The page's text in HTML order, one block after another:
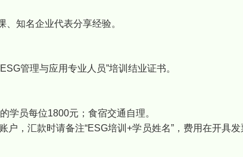
知名企业代表分享经验。
管理与应用专业人员”培训结业证书。
学员每位1800元；食宿交通自理。
户，汇款时请备注“ESG培训+学员姓名”，费用在开具